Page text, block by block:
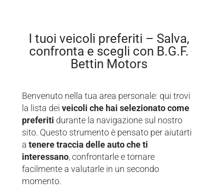
I tuoi veicoli preferiti – Salva,
confronta e scegli con B.G.F.
Bettin Motors
Benvenuto nella tua area personale: qui trovi
la lista dei veicoli che hai selezionato come
preferiti durante la navigazione sul nostro
sito. Questo strumento è pensato per aiutarti
a tenere traccia delle auto che ti
interessano, confrontarle e tornare
facilmente a valutarle in un secondo
momento.